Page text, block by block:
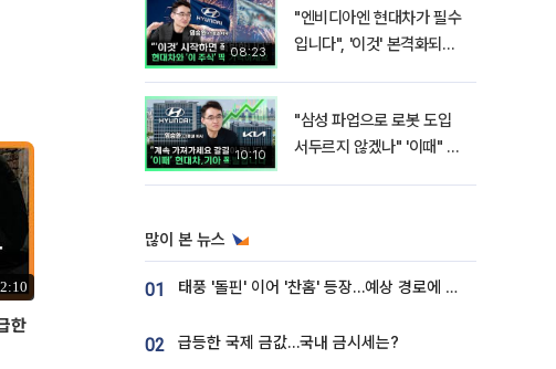
한
08:23
"엔비디아엔 현대차가 필수
입니다", '이것' 본격화되면
10:10
"삼성 파업으로 로봇 도입
서두르지 않겠나" '이때" 현
많이 본 뉴스
01 태풍 '돌핀' 이어 '찬홈' 등장…예상 경로에 한국 '한숨'
02 급등한 국제 금값…국내 금시세는?